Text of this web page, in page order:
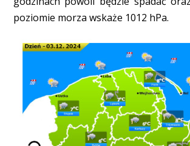
poziomie morza wskaże 1012 hPa.